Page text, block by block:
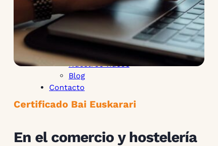
Recursos
Comunidad
Mapa de
certificados
Media
Nuestros videos
Blog
Contacto
Certificado Bai Euskarari
En el comercio y hostelería